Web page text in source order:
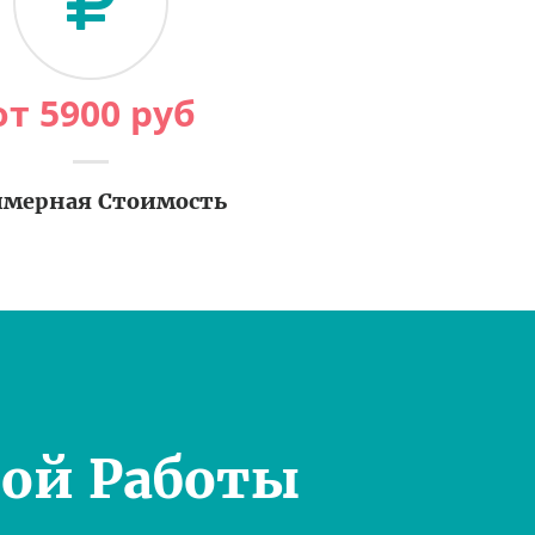
5900 руб
Стоимость
Работы